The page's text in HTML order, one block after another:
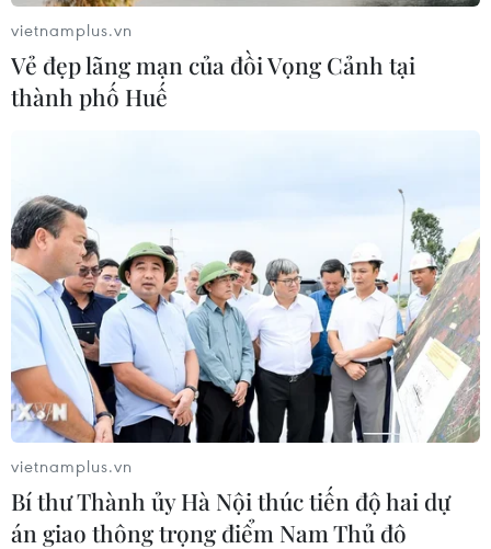
06/05/2019 10:15
Các yếu tố được đề cập bao gồm phi công có kỹ năng
chuyên môn kém, thiết bị điện trên máy bay gặp trục
trặc và thời tiết xấu (do bão đổ bộ).
vietnamplus.vn
Vẻ đẹp lãng mạn của đồi Vọng Cảnh tại
thành phố Huế
vietnamplus.vn
Bí thư Thành ủy Hà Nội thúc tiến độ hai dự
án giao thông trọng điểm Nam Thủ đô